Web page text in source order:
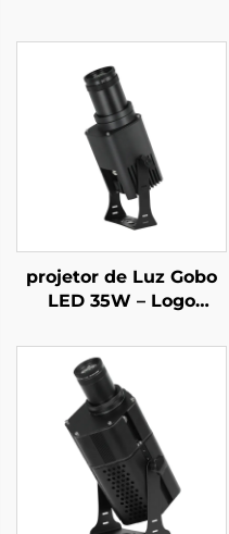
projetor de Luz Gobo
LED 35W – Logo
Rotativo, IP67 à Prova
d'Água, Controlado por
Controle Remoto para
Exposições Comerciais